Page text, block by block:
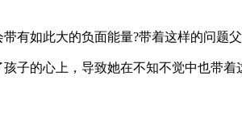
如此大的负面能量?带着这样的问题父
子的心上，导致她在不知不觉中也带